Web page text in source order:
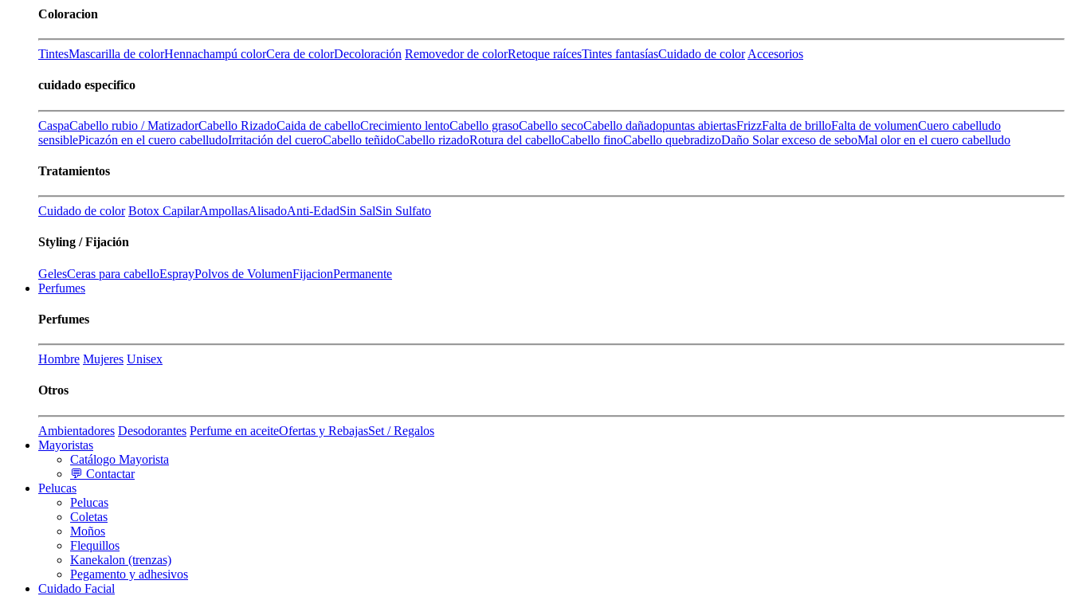
Coloracion
TintesMascarilla de colorHennachampú colorCera de colorDecoloración Removedor de colorRetoque raícesTintes fantasíasCuidado de color Accesorios
cuidado especifico
CaspaCabello rubio / MatizadorCabello RizadoCaida de cabelloCrecimiento lentoCabello grasoCabello secoCabello dañadopuntas abiertasFrizzFalta de brilloFalta de volumenCuero cabelludo
sensiblePicazón en el cuero cabelludoIrritación del cueroCabello teñidoCabello rizadoRotura del cabelloCabello finoCabello quebradizoDaño Solarexceso de seboMal olor en el cuero cabelludo
Tratamientos
Cuidado de color Botox CapilarAmpollasAlisadoAnti-EdadSin SalSin Sulfato
Styling / Fijación
GelesCeras para cabelloEsprayPolvos de VolumenFijacionPermanente
Perfumes
Perfumes
Hombre Mujeres Unisex
Otros
Ambientadores Desodorantes Perfume en aceiteOfertas y RebajasSet / Regalos
Mayoristas
Catálogo Mayorista
💬 Contactar
Pelucas
Pelucas
Coletas
Moños
Flequillos
Kanekalon (trenzas)
Pegamento y adhesivos
Cuidado Facial